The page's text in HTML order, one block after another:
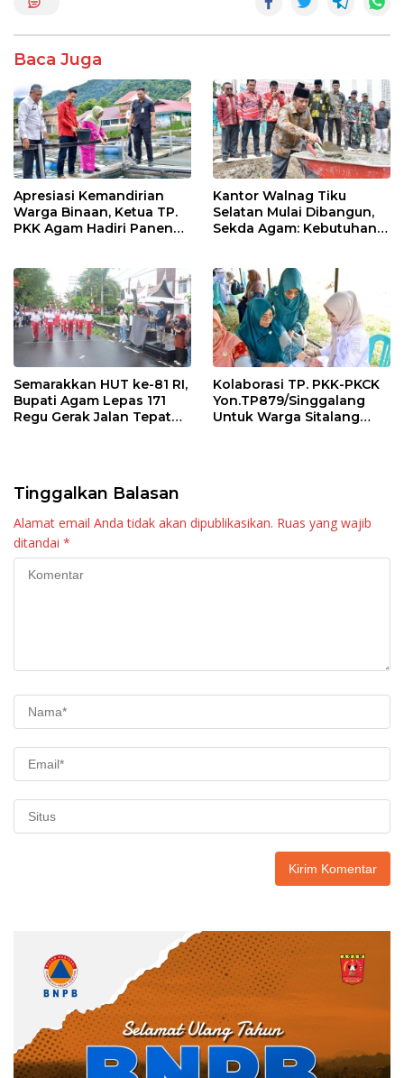
o
o
k
p
p
Baca Juga
Apresiasi Kemandirian
Warga Binaan, Ketua TP.
PKK Agam Hadiri Panen
Kantor Walnag Tiku
Selatan Mulai Dibangun,
Sekda Agam: Kebutuhan
Semarakkan HUT ke-81 RI,
Bupati Agam Lepas 171
Regu Gerak Jalan Tepat
Kolaborasi TP. PKK-PKCK
Yon.TP879/Singgalang
Untuk Warga Sitalang
Tinggalkan Balasan
Alamat email Anda tidak akan dipublikasikan. Ruas yang wajib
ditandai *